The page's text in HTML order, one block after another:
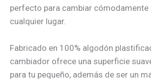
perfecto para cambiar cómodamente
cualquier lugar.
Fabricado en 100% algodón
cambiador ofrece una superficie
para tu pequeño, además de ser un